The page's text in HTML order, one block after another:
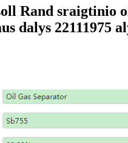
Rand sraigtinio
dalys 22111975